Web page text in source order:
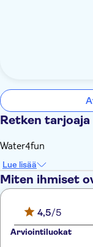
Retken tarjoaja
Water4fun
Lue lisää
Miten ihmiset
4,5/5
Arviointiluokat